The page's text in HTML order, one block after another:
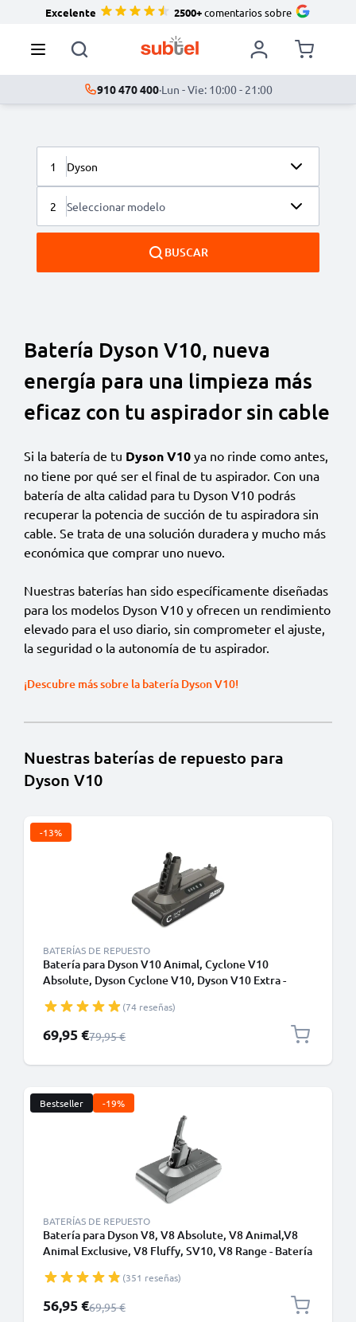
Excelente 2500+comentarios sobre
910 470 400·Lun - Vie: 10:00 - 21:00
1 Dyson
2 Seleccionar modelo
BUSCAR
Batería Dyson V10, nueva
energía para una limpieza más
eficaz con tu aspirador sin cable
Si la batería de tu Dyson V10 ya no rinde como antes,
no tiene por qué ser el final de tu aspirador. Con una
batería de alta calidad para tu Dyson V10 podrás
recuperar la potencia de succión de tu aspiradora sin
cable. Se trata de una solución duradera y mucho más
económica que comprar uno nuevo.
Nuestras baterías han sido específicamente diseñadas
para los modelos Dyson V10 y ofrecen un rendimiento
elevado para el uso diario, sin comprometer el ajuste,
la seguridad o la autonomía de tu aspirador.
¡Descubre más sobre la batería Dyson V10!
Nuestras baterías de repuesto para
Dyson V10
-13%
BATERÍAS DE REPUESTO
Batería para Dyson V10 Animal, Cyclone V10
Absolute, Dyson Cyclone V10, Dyson V10 Extra -
3000mAh) - Sólo apto para el tipo B - Batería con
tornillos -de CELLONIC
(74 reseñas)
Precio especial
69,95 €Precio normal
79,95 €
Bestseller -19%
BATERÍAS DE REPUESTO
Batería para Dyson V8, V8 Absolute, V8 Animal,V8
Animal Exclusive, V8 Fluffy, SV10, V8 Range - Batería
3000mAh) - Batería con tornillos - de CELLONIC
(351 reseñas)
Precio especial
56,95 €Precio normal
69,95 €